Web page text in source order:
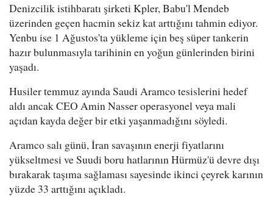
Denizcilik istihbaratı şirketi Kpler, Babu'l Mendeb
üzerinden geçen hacmin sekiz kat arttığını tahmin ediyor.
Yenbu ise 1 Ağustos'ta yükleme için beş süper tankerin
hazır bulunmasıyla tarihinin en yoğun günlerinden birini
yaşadı.
Husiler temmuz ayında Saudi Aramco tesislerini hedef
aldı ancak CEO Amin Nasser operasyonel veya mali
açıdan kayda değer bir etki yaşanmadığını söyledi.
Aramco salı günü, İran savaşının enerji fiyatlarını
yükseltmesi ve Suudi boru hatlarının Hürmüz'ü devre dışı
bırakarak taşıma sağlaması sayesinde ikinci çeyrek karının
yüzde 33 arttığını açıkladı.